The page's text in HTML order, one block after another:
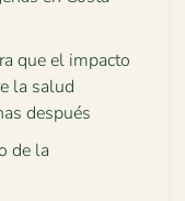
que el impacto
la salud
después
de la